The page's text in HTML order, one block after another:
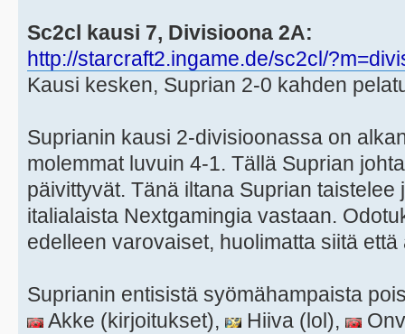
Sc2cl kausi 7, Divisioona 2A:
http://starcraft2.ingame.de/sc2cl/
Kausi kesken, Suprian 2-0 kahden
Suprianin kausi 2-divisioonassa on
molemmat luvuin 4-1. Tällä Suprian
päivittyvät. Tänä iltana Suprian
italialaista Nextgamingia vastaan.
edelleen varovaiset, huolimatta siitä
Suprianin entisistä syömähampaista
Akke (kirjoitukset),
Hiiva (lol),